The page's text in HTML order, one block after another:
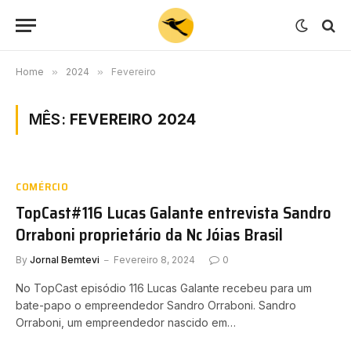
Home » 2024 » Fevereiro
MÊS: FEVEREIRO 2024
COMÉRCIO
TopCast#116 Lucas Galante entrevista Sandro
Orraboni proprietário da Nc Jóias Brasil
By Jornal Bemtevi Fevereiro 8, 2024 0
No TopCast episódio 116 Lucas Galante recebeu para um
bate-papo o empreendedor Sandro Orraboni. Sandro
Orraboni, um empreendedor nascido em…